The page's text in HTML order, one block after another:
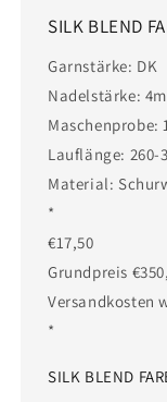
SILK BLEND
Garnstärke: DK
Nadelstärke:
Maschenprobe:
Lauflänge: 260-
Material:
*
€17,50
Grundpreis
Versandkosten
*
SILK BLEND